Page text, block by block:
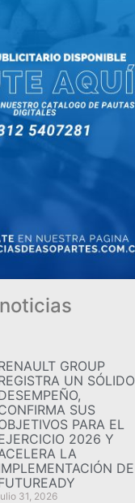
GROUP
UN SÓLIDO
SUS
PARA EL
2026 Y
LA
DE
31, 2026